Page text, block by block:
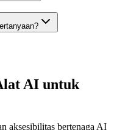
AI untuk
aksesibilitas bertenaga AI